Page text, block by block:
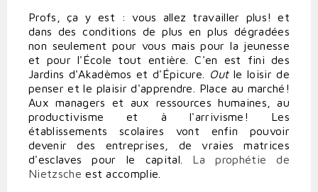
Profs, ça y est : vous allez travailler plus! et
dans des conditions de plus en plus dégradées
non seulement pour vous mais pour la jeunesse
et pour l'École tout entière. C'en est fini des
Jardins d'Akadèmos et d'Épicure.
Outle loisir de
penser et le plaisir d'apprendre. Place au marché!
Aux managers et aux ressources humaines, au
productivisme et à l'arrivisme! Les
établissements scolaires vont enfin pouvoir
devenir des entreprises, de vraies matrices
d'esclaves pour le capital. La prophétie de
Nietzsche est accomplie.